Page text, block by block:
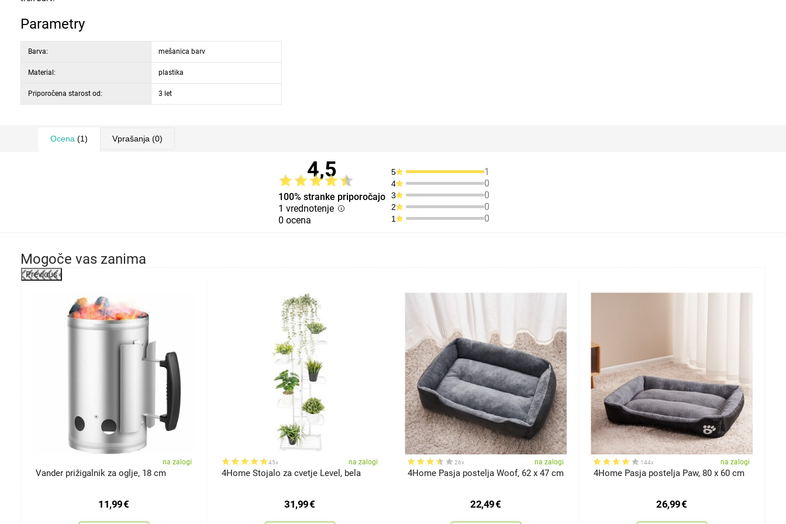
Parametry
Barva: mešanica barv
Material: plastika
Priporočena starost od: 3 let
Ocena (1) Vprašanja (0)
4,5
100% stranke priporočajo
1 vrednotenje
0 ocena
5 1
4 0
3 0
2 0
1 0
Mogoče vas zanima
Previous
na zalogi
Vander prižigalnik za oglje, 18 cm
11,99€
45x na zalogi
4Home Stojalo za cvetje Level, bela
31,99€
26x na zalogi
4Home Pasja postelja Woof, 62 x 47 cm
22,49€
144x na zalogi
4Home Pasja postelja Paw, 80 x 60 cm
26,99€